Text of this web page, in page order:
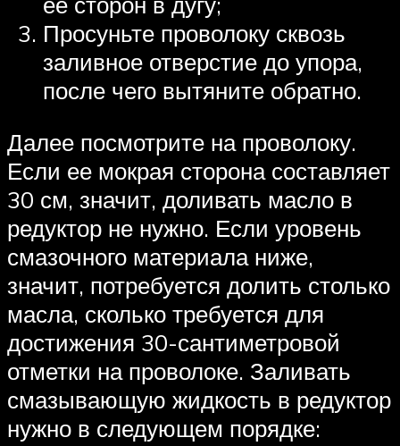
Просуньте проволоку сквозь
заливное отверстие до упора,
после чего вытяните обратно.
Далее посмотрите на проволоку.
Если ее мокрая сторона составляет
30 см, значит, доливать масло в
редуктор не нужно. Если уровень
смазочного материала ниже,
значит, потребуется долить столько
масла, сколько требуется для
достижения 30-сантиметровой
отметки на проволоке. Заливать
смазывающую жидкость в редуктор
нужно в следующем порядке: